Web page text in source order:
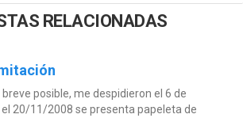
RELACIONADAS
posible, me despidieron el 6 de
20/11/2008 se presenta papeleta de